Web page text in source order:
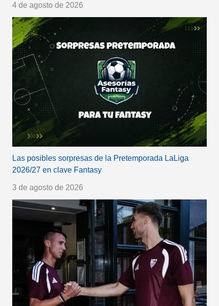
4 de agosto de 2026
Las posibles sorpresas de la Pretemporada LaLiga
2026/27 en clave Fantasy
3 de agosto de 2026